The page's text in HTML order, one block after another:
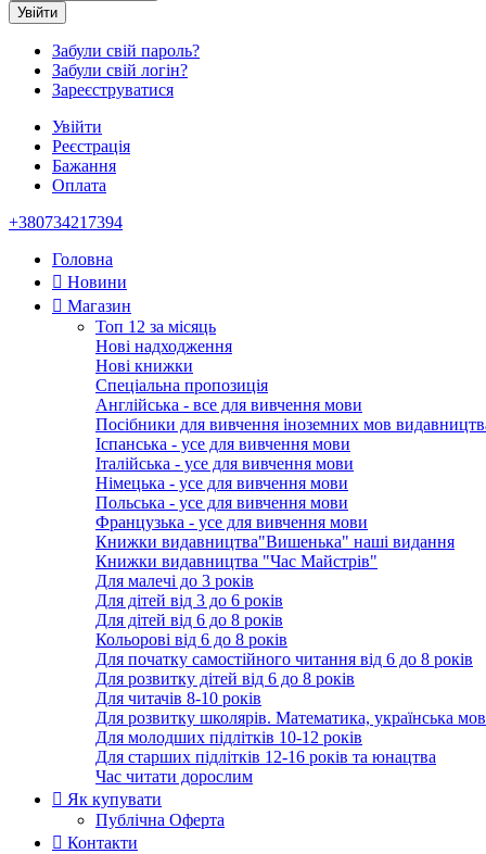
Увійти
Забули свій пароль?
Забули свій логін?
Зареєструватися
Увійти
Реєстрація
Бажання
Оплата
+380734217394
Головна
Новини
Магазин
Топ 12 за місяць
Нові надходження
Нові книжки
Спеціальна пропозиція
Англійська - все для вивчення мови
Посібники для вивчення іноземних мов
Іспанська - усе для вивчення мови
Італійська - усе для вивчення мови
Німецька - усе для вивчення мови
Польська - усе для вивчення мови
Французька - усе для вивчення мови
Книжки видавництва"Вишенька" наші видання
Книжки видавництва "Час Майстрів"
Для малечі до 3 років
Для дітей від 3 до 6 років
Для дітей від 6 до 8 років
Кольорові від 6 до 8 років
Для початку самостійного читання від 6 до 8 років
Для розвитку дітей від 6 до 8 років
Для читачів 8-10 років
Для розвитку школярів. Математика, українська
Для молодших підлітків 10-12 років
Для старших підлітків 12-16 років та юнацтва
Час читати дорослим
Як купувати
Публічна Оферта
Контакти